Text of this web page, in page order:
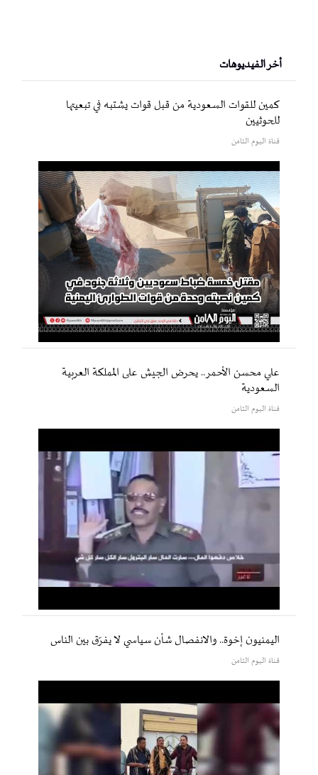
أخر الفيديوهات
كمين للقوات السعودية من قبل قوات يشتبه في تبعيتها
للحوثيين
قناة اليوم الثامن
علي محسن الأحمر.. يحرض الجيش على المملكة العربية
السعودية
قناة اليوم الثامن
اليمنيون إخوة.. والانفصال شأن سياسي لا يفرّق بين الناس
قناة اليوم الثامن